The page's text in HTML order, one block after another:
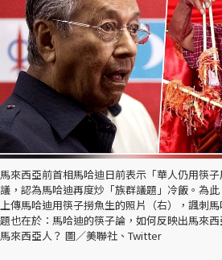
馬來西亞前首相馬哈迪日前表示「華人仍用筷
議，認為馬哈迪再度炒「族群議題」冷飯。為
上傳馬哈迪用筷子撈魚生的照片（右），諷刺
題也在於：馬哈迪的筷子論，如何反映出馬來
馬來西亞人？ 圖／美聯社、Twitter